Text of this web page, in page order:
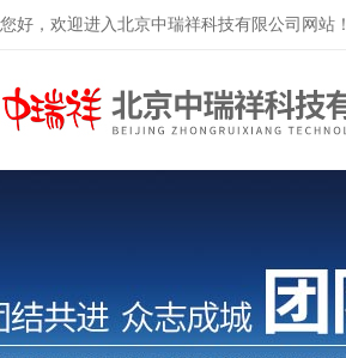
您好，欢迎进入北京中瑞祥科技有限公司网站！